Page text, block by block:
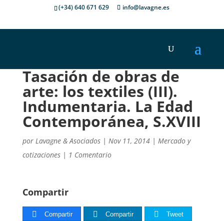
(+34) 640 671 629 info@lavagne.es
Tasación de obras de
arte: los textiles (III).
Indumentaria. La Edad
Contemporánea, S.XVIII
por Lavagne & Asociados| Nov 11, 2014| Mercado y
cotizaciones| 1 Comentario
Compartir
Compartir Compartir Tweet